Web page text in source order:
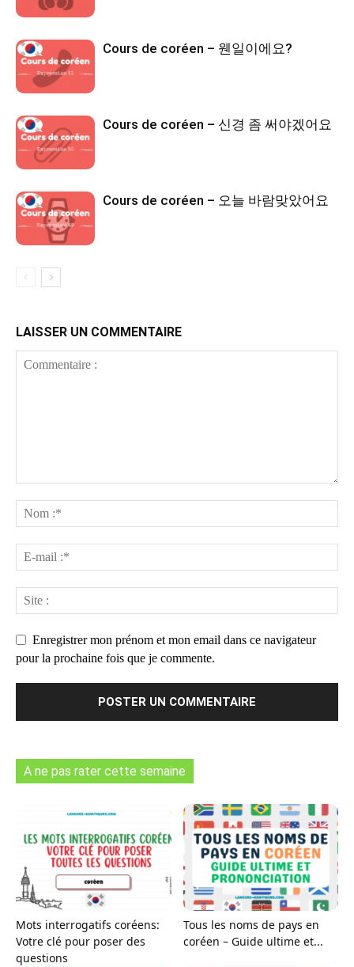
Cours de coréen – 웬일이에요?
Cours de coréen – 신경 좀 써야겠어요
Cours de coréen – 오늘 바람맞았어요
LAISSER UN COMMENTAIRE
Enregistrer mon prénom et mon email dans ce navigateur
pour la prochaine fois que je commente.
A ne pas rater cette semaine
Mots interrogatifs coréens:
Votre clé pour poser des
questions
Tous les noms de pays en
coréen – Guide ultime et...